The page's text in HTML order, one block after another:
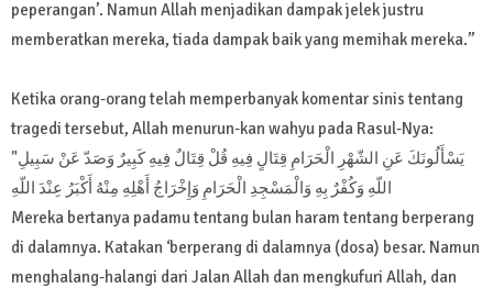
peperangan’. Namun Allah menjadikan dampak jelek justru
memberatkan mereka, tiada dampak baik yang memihak mereka.”
Ketika orang-orang telah memperbanyak komentar sinis tentang
tragedi tersebut, Allah menurun-kan wahyu pada Rasul-Nya:
"يَسْأَلُونَكَ عَنِ الشّهْرِ الْحَرَامِ قِتَالٍ فِيهِ قُلْ قِتَالٌ فِيهِ كَبِيرٌ وَصَدّ عَنْ سَبِيلِ
اللّهِ وَكُفْرٌ بِهِ وَالْمَسْجِدِ الْحَرَامِ وَإِخْرَاجُ أَهْلِهِ مِنْهُ أَكْبَرُ عِنْدَ اللّهِ
Mereka bertanya padamu tentang bulan haram tentang berperang
di dalamnya. Katakan ‘berperang di dalamnya (dosa) besar. Namun
menghalang-halangi dari Jalan Allah dan mengkufuri Allah, dan